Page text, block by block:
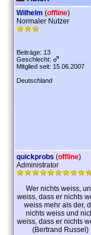
Wilhelm (offline)
Normaler Nutzer
Beiträge: 13
Geschlecht:
Mitglied seit: 15.06.2007
Deutschland
quickprobs (offline)
Administrator
Wer nichts weiss,
weiss, dass er nichts
weiss mehr als der,
nichts weiss und
weiss, dass er nichts
(Bertrand Russel)